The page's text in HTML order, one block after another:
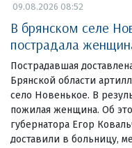
09.08.2026 08:52
В брянском селе
пострадала
Пострадавшая
Брянской области
село Новенькое. В
пожилая женщина. Об
губернатора Егор
доставили в больницу,